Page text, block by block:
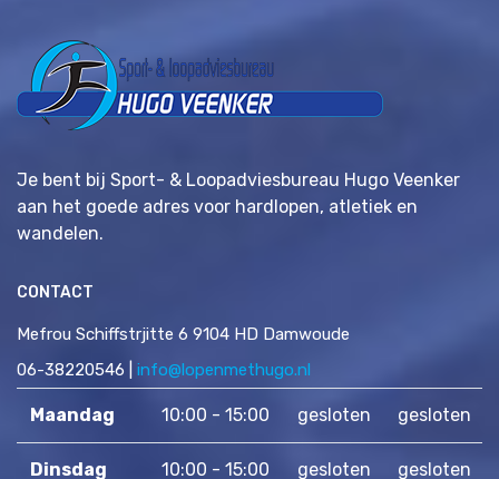
Je bent bij Sport- & Loopadviesbureau Hugo Veenker
aan het goede adres voor hardlopen, atletiek en
wandelen.
CONTACT
Mefrou Schiffstrjitte 6 9104 HD Damwoude
06-38220546 | info@lopenmethugo.nl
Maandag 10:00 - 15:00 gesloten gesloten
Dinsdag 10:00 - 15:00 gesloten gesloten